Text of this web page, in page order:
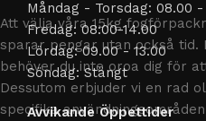
Att välja våra 15kg
sparar pengar utan också
behöver du inte oroa dig för
Dessutom erbjuder vi en rad
specifika
Måndag - Torsdag: 08.00 -
Fredag: 08:00-14.00
Lördag: 09.00 - 13.00
Söndag: Stängt
Avvikande Öppettider